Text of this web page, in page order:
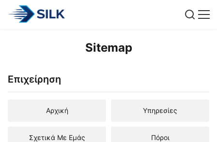
Sitemap
Επιχείρηση
Αρχική Υπηρεσίες
Σχετικά Με Εμάς Πόροι